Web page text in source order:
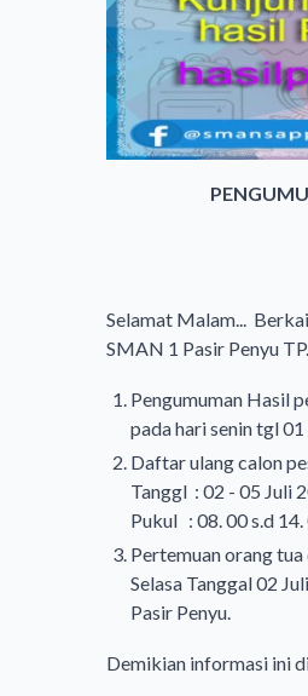
Selamat Malam...
SMAN 1 Pasir Penyu
Pengumuman Hasil
pada hari senin tgl
Daftar ulang calon
Tanggl : 02 - 05 Juli
Pukul : 08. 00 s.d
Pertemuan
Selasa
Pasir Penyu.
Demikian informasi ini